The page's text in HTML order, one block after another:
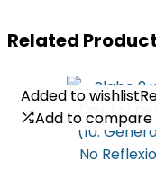
Related
Added to wishlist
Add to compare
Added to wishlist
Add to compare